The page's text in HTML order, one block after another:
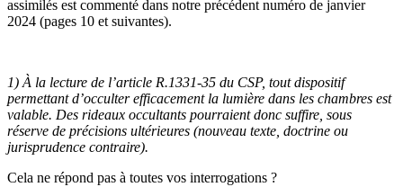
assimilés est commenté dans notre précédent numéro de janvier
2024 (pages 10 et suivantes).
1) À la lecture de l’article R.1331-35 du CSP, tout dispositif
permettant d’occulter efficacement la lumière dans les chambres est
valable. Des rideaux occultants pourraient donc suffire, sous
réserve de précisions ultérieures (nouveau texte, doctrine ou
jurisprudence contraire).
Cela ne répond pas à toutes vos interrogations ?